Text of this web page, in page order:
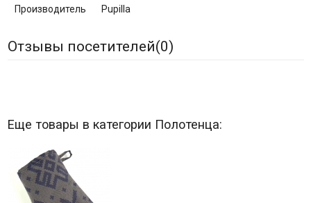
Производитель Pupilla
Отзывы посетителей(0)
Еще товары в категории Полотенца: